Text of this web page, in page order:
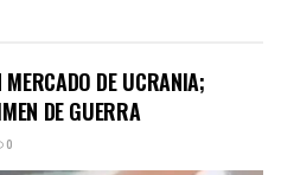
MERCADO DE UCRANIA;
DE GUERRA
0